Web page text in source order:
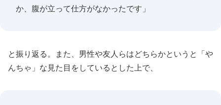
か、腹が立って仕方がなかったです」
と振り返る。また、男性や友人らはどちらかというと「や
んちゃ」な見た目をしているとした上で、